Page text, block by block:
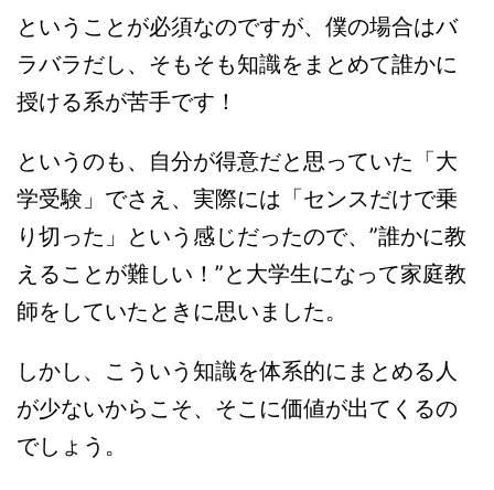
ということが必須なのですが、僕の場合はバ
ラバラだし、そもそも知識をまとめて誰かに
授ける系が苦手です！
というのも、自分が得意だと思っていた「大
学受験」でさえ、実際には「センスだけで乗
り切った」という感じだったので、”誰かに教
えることが難しい！”と大学生になって家庭教
師をしていたときに思いました。
しかし、こういう知識を体系的にまとめる人
が少ないからこそ、そこに価値が出てくるの
でしょう。